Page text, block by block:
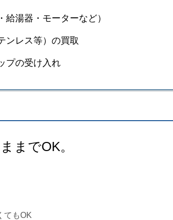
湯器・モーターなど）
ンレス等）の買取
プの受け入れ
までOK。
てもOK